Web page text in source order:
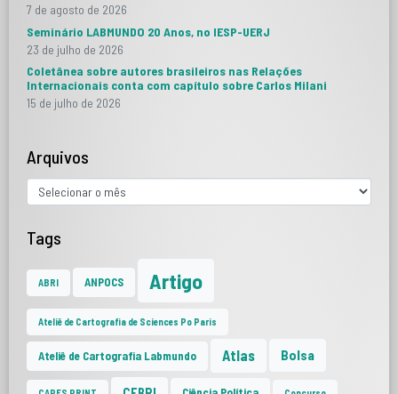
7 de agosto de 2026
Seminário LABMUNDO 20 Anos, no IESP-UERJ
23 de julho de 2026
Coletânea sobre autores brasileiros nas Relações
Internacionais conta com capítulo sobre Carlos Milani
15 de julho de 2026
Arquivos
Tags
ABRI ANPOCS Artigo
Ateliê de Cartografia de Sciences Po Paris
Ateliê de Cartografia Labmundo Atlas Bolsa